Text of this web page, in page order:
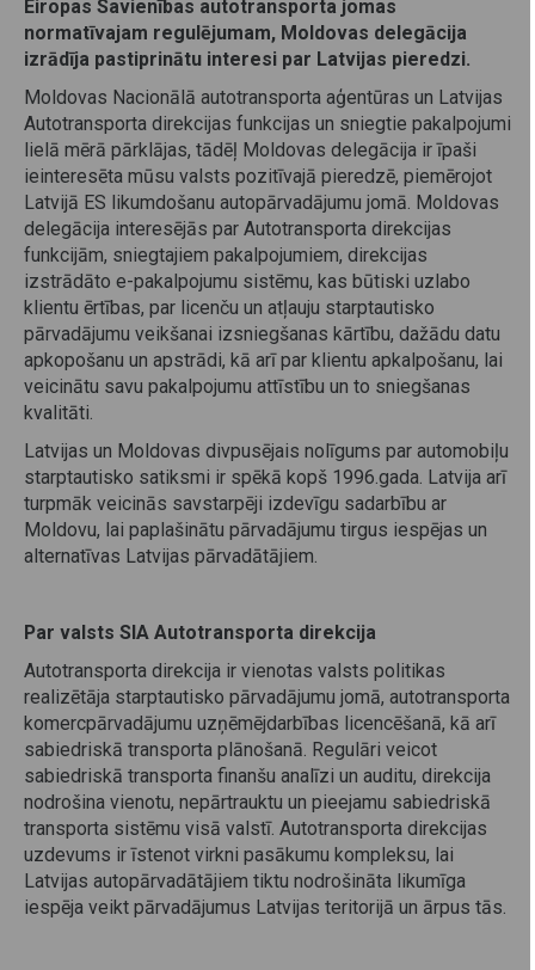
Eiropas Savienības autotransporta jomas
normatīvajam regulējumam, Moldovas delegācija
izrādīja pastiprinātu interesi par Latvijas pieredzi.
Moldovas Nacionālā autotransporta aģentūras un Latvijas
Autotransporta direkcijas funkcijas un sniegtie pakalpojumi
lielā mērā pārklājas, tādēļ Moldovas delegācija ir īpaši
ieinteresēta mūsu valsts pozitīvajā pieredzē, piemērojot
Latvijā ES likumdošanu autopārvadājumu jomā. Moldovas
delegācija interesējās par Autotransporta direkcijas
funkcijām, sniegtajiem pakalpojumiem, direkcijas
izstrādāto e-pakalpojumu sistēmu, kas būtiski uzlabo
klientu ērtības, par licenču un atļauju starptautisko
pārvadājumu veikšanai izsniegšanas kārtību, dažādu datu
apkopošanu un apstrādi, kā arī par klientu apkalpošanu, lai
veicinātu savu pakalpojumu attīstību un to sniegšanas
kvalitāti.
Latvijas un Moldovas divpusējais nolīgums par automobiļu
starptautisko satiksmi ir spēkā kopš 1996.gada. Latvija arī
turpmāk veicinās savstarpēji izdevīgu sadarbību ar
Moldovu, lai paplašinātu pārvadājumu tirgus iespējas un
alternatīvas Latvijas pārvadātājiem.
Par valsts SIA Autotransporta direkcija
Autotransporta direkcija ir vienotas valsts politikas
realizētāja starptautisko pārvadājumu jomā, autotransporta
komercpārvadājumu uzņēmējdarbības licencēšanā, kā arī
sabiedriskā transporta plānošanā. Regulāri veicot
sabiedriskā transporta finanšu analīzi un auditu, direkcija
nodrošina vienotu, nepārtrauktu un pieejamu sabiedriskā
transporta sistēmu visā valstī. Autotransporta direkcijas
uzdevums ir īstenot virkni pasākumu kompleksu, lai
Latvijas autopārvadātājiem tiktu nodrošināta likumīga
iespēja veikt pārvadājumus Latvijas teritorijā un ārpus tās.